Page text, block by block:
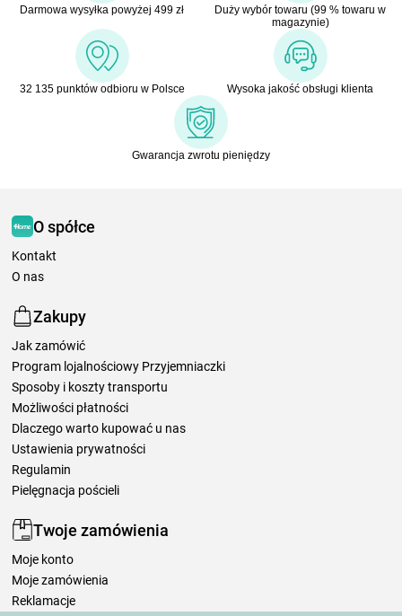
Darmowa wysyłka powyżej 499 zł
Duży wybór towaru (99 % towaru w
magazynie)
32 135 punktów odbioru w Polsce Wysoka jakość obsługi klienta
Gwarancja zwrotu pieniędzy
O spółce
Kontakt
O nas
Zakupy
Jak zamówić
Program lojalnościowy Przyjemniaczki
Sposoby i koszty transportu
Możliwości płatności
Dlaczego warto kupować u nas
Ustawienia prywatności
Regulamin
Pielęgnacja pościeli
Twoje zamówienia
Moje konto
Moje zamówienia
Reklamacje